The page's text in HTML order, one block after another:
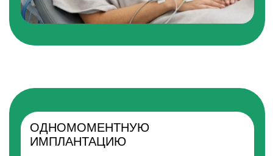
Классическая имплантация включает:
необходимости).
4 этап (через 7-10 дней): установка